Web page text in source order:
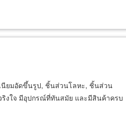
นียมอัดขึ้นรูป, ชิ้นส่วนโลหะ, ชิ้นส่วน
ริงใจ มีอุปกรณ์ที่ทันสมัย และมีสินค้าครบ